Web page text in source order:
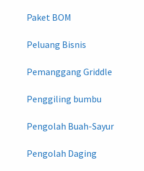
Paket BOM
Peluang Bisnis
Pemanggang Griddle
Penggiling bumbu
Pengolah Buah-Sayur
Pengolah Daging